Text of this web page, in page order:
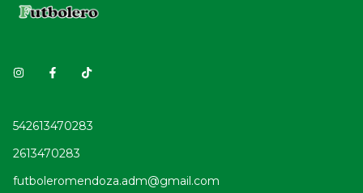
542613470283
2613470283
futboleromendoza.adm@gmail.com